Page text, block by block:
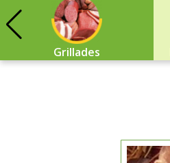
Grillades